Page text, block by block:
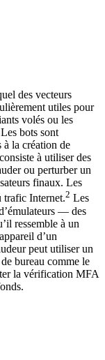
des vecteurs
utiles pour
volés ou les
bots sont
à la création de
à utiliser des
ou perturber un
finaux. Les
trafic Internet.2 Les
— des
ressemble à un
d’un
peut utiliser un
bureau comme le
la vérification MFA